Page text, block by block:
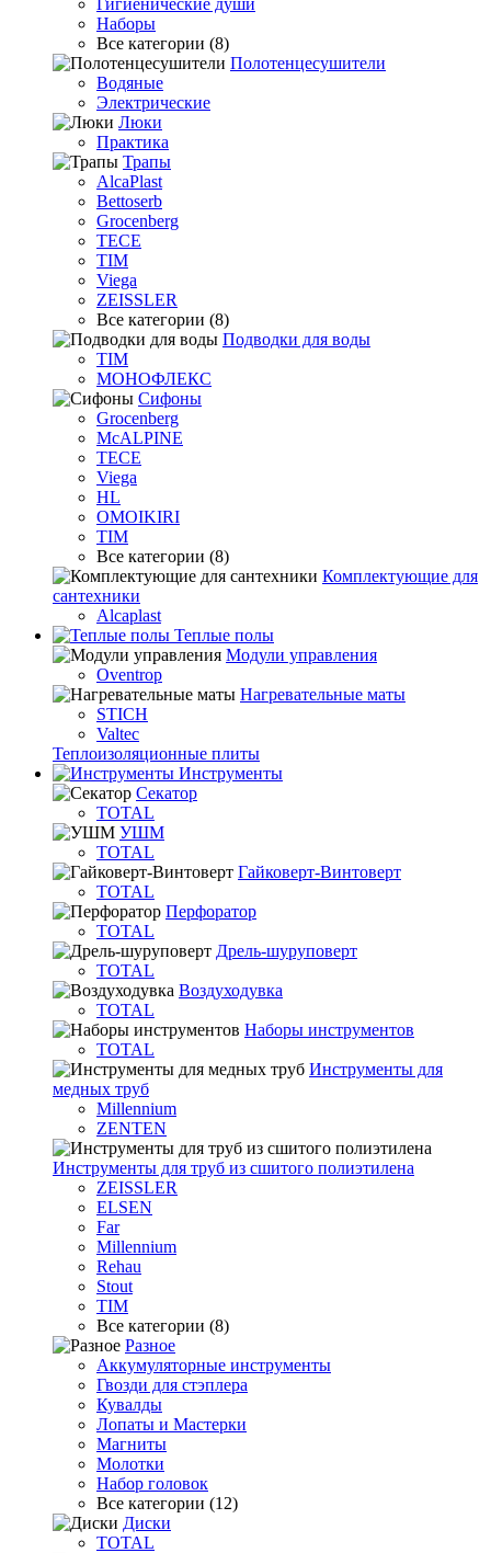
Гигиенические души
Наборы
Все категории (8)
Полотенцесушители
Водяные
Электрические
Люки
Практика
Трапы
AlcaPlast
Bettoserb
Grocenberg
TECE
TIM
Viega
ZEISSLER
Все категории (8)
Подводки для воды
TIM
МОНОФЛЕКС
Сифоны
Grocenberg
McALPINE
TECE
Viega
HL
OMOIKIRI
TIM
Все категории (8)
Комплектующие для
сантехники
Alcaplast
Теплые полы
Модули управления
Oventrop
Нагревательные маты
STICH
Valtec
Теплоизоляционные плиты
Инструменты
Секатор
TOTAL
УШМ
TOTAL
Гайковерт-Винтоверт
TOTAL
Перфоратор
TOTAL
Дрель-шуруповерт
TOTAL
Воздуходувка
TOTAL
Наборы инструментов
TOTAL
Инструменты для
медных труб
Millennium
ZENTEN
Инструменты для труб из сшитого полиэтилена
ZEISSLER
ELSEN
Far
Millennium
Rehau
Stout
TIM
Все категории (8)
Разное
Аккумуляторные инструменты
Гвозди для стэплера
Кувалды
Лопаты и Мастерки
Магниты
Молотки
Набор головок
Все категории (12)
Диски
TOTAL